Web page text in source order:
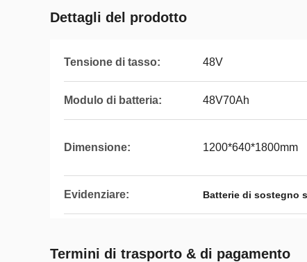
Dettagli del prodotto
Tensione di tasso: 48V
Modulo di batteria: 48V70Ah
Dimensione: 1200*640*1800mm
Evidenziare: Batterie di sostegno
Termini di trasporto & di pagamento